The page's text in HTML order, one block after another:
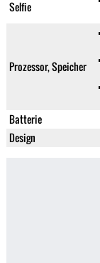
Selfie
Prozessor, Speicher
Batterie
Design